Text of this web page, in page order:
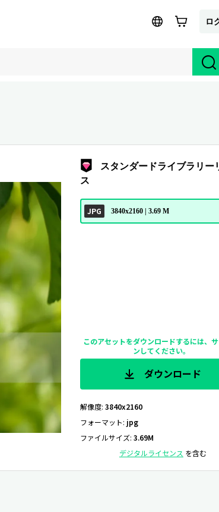
ロ
スタンダードライブラリー
ス
JPG 3840x2160 | 3.69 M
このアセットをダウンロードするには、
ンしてください。
ダウンロード
解像度: 3840x2160
フォーマット: jpg
ファイルサイズ: 3.69M
デジタルライセンス を含む